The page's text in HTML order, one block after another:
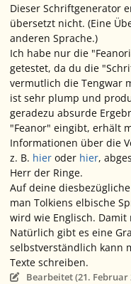
Dieser Schriftgenerator
übersetzt nicht. (Eine
anderen Sprache.)
Ich habe nur die
getestet, da du die
vermutlich die Tengwar
ist sehr plump und
geradezu absurde
"Feanor" eingibt, erhält
Informationen über die
z. B. hier oder hier,
Herr der Ringe.
Auf deine
man Tolkiens elbische
wird wie Englisch. Damit
Natürlich gibt es eine
selbstverständlich kann
Texte schreiben.
Bearbeitet (21. Februar